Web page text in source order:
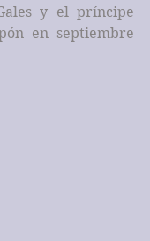
y el príncipe
en septiembre